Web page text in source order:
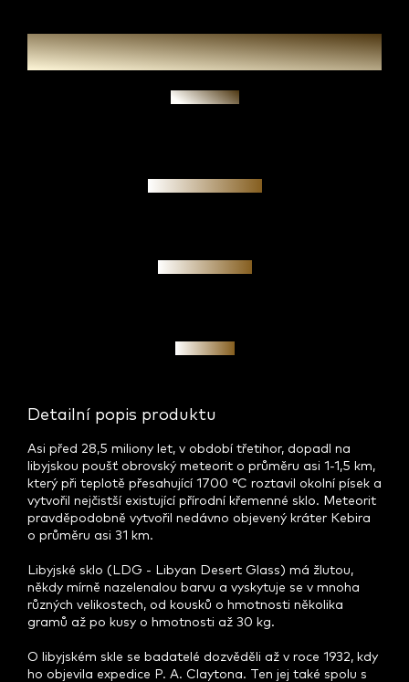
Zeptat se
Detailní popis produktu
Asi před 28,5 miliony let, v období třetihor, dopadl na
libyjskou poušť obrovský meteorit o průměru asi 1-1,5 km,
který při teplotě přesahující 1700 °C roztavil okolní písek a
vytvořil nejčistší existující přírodní křemenné sklo. Meteorit
pravděpodobně vytvořil nedávno objevený kráter Kebira
o průměru asi 31 km.
Libyjské sklo (LDG - Libyan Desert Glass) má žlutou,
někdy mírně nazelenalou barvu a vyskytuje se v mnoha
různých velikostech, od kousků o hmotnosti několika
gramů až po kusy o hmotnosti až 30 kg.
O libyjském skle se badatelé dozvěděli až v roce 1932, kdy
ho objevila expedice P. A. Claytona. Ten jej také spolu s